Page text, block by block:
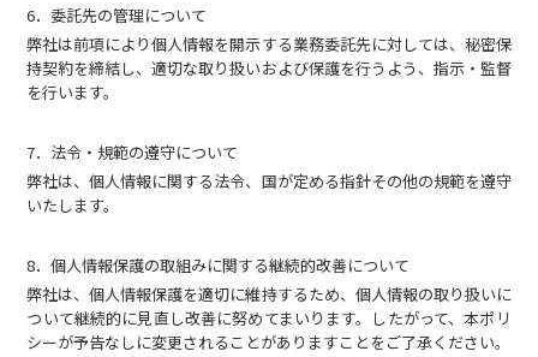
6．委託先の管理について
弊社は前項により個人情報を開示する業務委託先に対しては、秘密保
持契約を締結し、適切な取り扱いおよび保護を行うよう、指示・監督
を行います。
7．法令・規範の遵守について
弊社は、個人情報に関する法令、国が定める指針その他の規範を遵守
いたします。
8．個人情報保護の取組みに関する継続的改善について
弊社は、個人情報保護を適切に維持するため、個人情報の取り扱いに
ついて継続的に見直し改善に努めてまいります。したがって、本ポリ
シーが予告なしに変更されることがありますことをご了承ください。